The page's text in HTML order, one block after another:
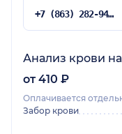
+7 (863) 282-94-43
Анализ крови
от 410 ₽
Оплачивается
Забор крови